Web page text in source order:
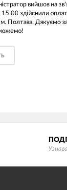
вийшов на
здійснили
м. Полтава. Дякуємо